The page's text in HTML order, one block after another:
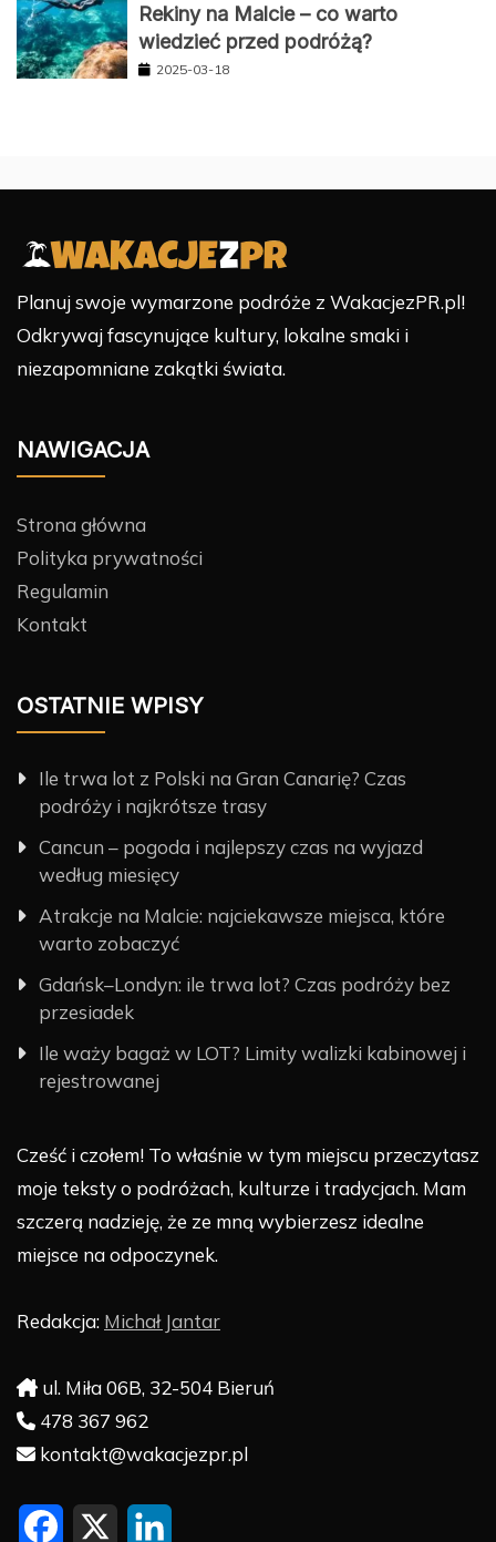
Rekiny na Malcie – co warto
wiedzieć przed podróżą?
2025-03-18
Planuj swoje wymarzone podróże z WakacjezPR.pl!
Odkrywaj fascynujące kultury, lokalne smaki i
niezapomniane zakątki świata.
NAWIGACJA
Strona główna
Polityka prywatności
Regulamin
Kontakt
OSTATNIE WPISY
Ile trwa lot z Polski na Gran Canarię? Czas
podróży i najkrótsze trasy
Cancun – pogoda i najlepszy czas na wyjazd
według miesięcy
Atrakcje na Malcie: najciekawsze miejsca, które
warto zobaczyć
Gdańsk–Londyn: ile trwa lot? Czas podróży bez
przesiadek
Ile waży bagaż w LOT? Limity walizki kabinowej i
rejestrowanej
Cześć i czołem! To właśnie w tym miejscu przeczytasz
moje teksty o podróżach, kulturze i tradycjach. Mam
szczerą nadzieję, że ze mną wybierzesz idealne
miejsce na odpoczynek.
Redakcja: Michał Jantar
ul. Miła 06B, 32-504 Bieruń
478 367 962
kontakt@wakacjezpr.pl
F X